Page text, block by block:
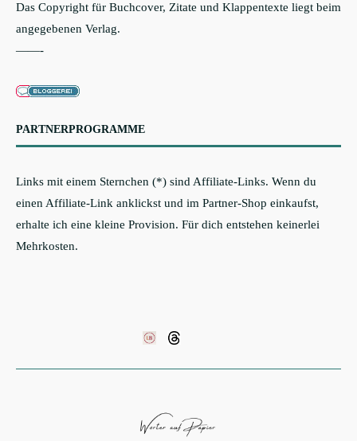
Das Copyright für Buchcover, Zitate und Klappentexte liegt beim
angegebenen Verlag.
——-
PARTNERPROGRAMME
Links mit einem Sternchen (*) sind Affiliate-Links. Wenn du
einen Affiliate-Link anklickst und im Partner-Shop einkaufst,
erhalte ich eine kleine Provision. Für dich entstehen keinerlei
Mehrkosten.